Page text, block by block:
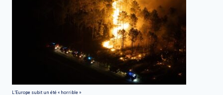
L’Europe subit un été « horrible »